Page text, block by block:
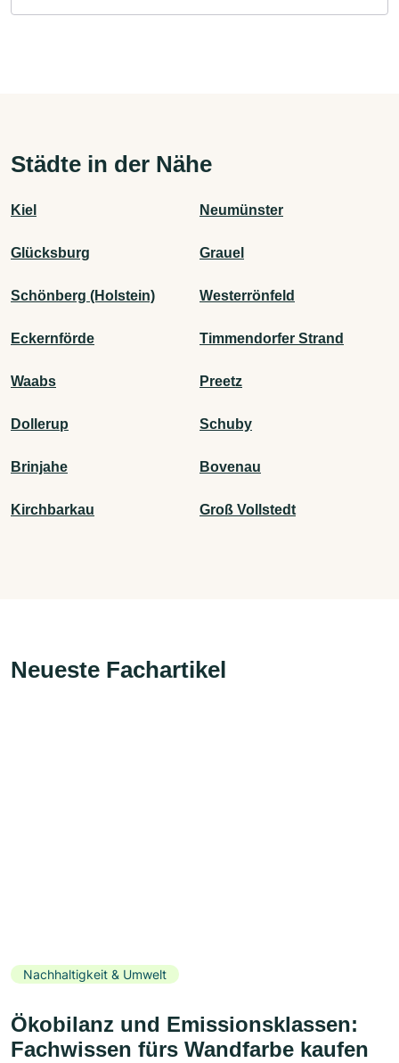
Städte in der Nähe
Kiel Neumünster
Glücksburg Grauel
Schönberg (Holstein) Westerrönfeld
Eckernförde Timmendorfer Strand
Waabs Preetz
Dollerup Schuby
Brinjahe Bovenau
Kirchbarkau Groß Vollstedt
Neueste Fachartikel
Nachhaltigkeit & Umwelt
Ökobilanz und Emissionsklassen:
Fachwissen fürs Wandfarbe kaufen